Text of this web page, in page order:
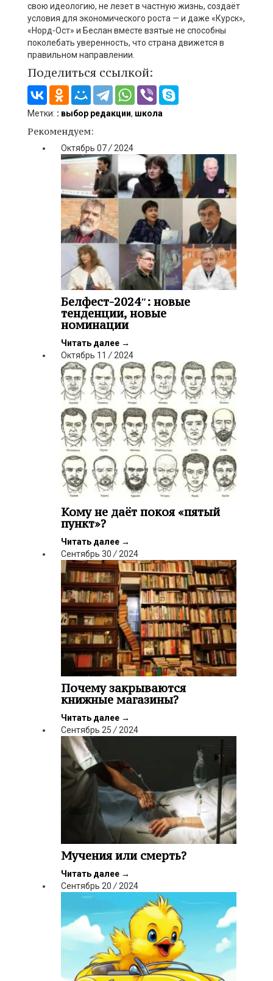
свою идеологию, не лезет в частную жизнь, создаёт
условия для экономического роста — и даже «Курск»,
«Норд-Ост» и Беслан вместе взятые не способны
поколебать уверенность, что страна движется в
правильном направлении.
Поделиться ссылкой:
Метки: : выбор редакции, школа
Рекомендуем:
Октябрь 07/2024
Белфест-2024″: новые
тенденции, новые
номинации
Читать далее →
Октябрь 11 / 2024
Кому не даёт покоя «пятый
пункт»?
Читать далее →
Сентябрь 30/2024
Почему закрываются
книжные магазины?
Читать далее →
Сентябрь 25/2024
Мучения или смерть?
Читать далее →
Сентябрь 20 / 2024